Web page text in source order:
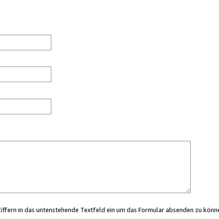
in das untenstehende Textfeld ein um das Formular absenden zu